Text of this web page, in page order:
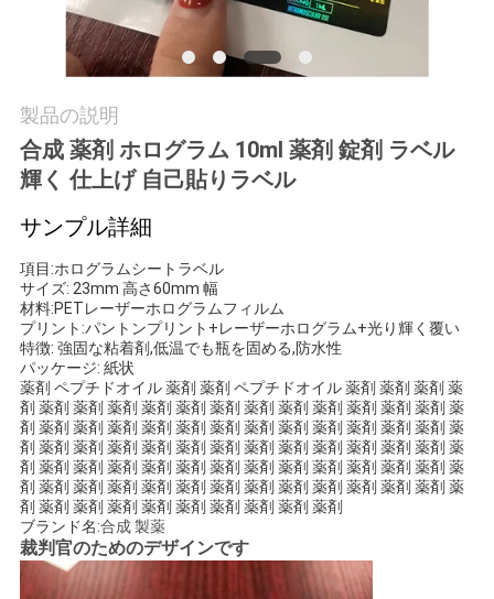
絡
し
さ
い
ニ
ュ
ー
ス
場
製品の説明
合成 薬剤 ホログラム 10ml 薬剤 錠剤 ラベル
輝く 仕上げ 自己貼りラベル
サンプル詳細
項目:ホログラムシートラベル
サイズ: 23mm 高さ60mm 幅
材料:PETレーザーホログラムフィルム
プリント:パントンプリント+レーザーホログラム+光り輝く覆い
特徴: 強固な粘着剤,低温でも瓶を固める,防水性
パッケージ: 紙状
薬剤 ペプチドオイル 薬剤 薬剤 ペプチドオイル 薬剤 薬剤 薬剤 薬
剤 薬剤 薬剤 薬剤 薬剤 薬剤 薬剤 薬剤 薬剤 薬剤 薬剤 薬剤 薬剤 薬
剤 薬剤 薬剤 薬剤 薬剤 薬剤 薬剤 薬剤 薬剤 薬剤 薬剤 薬剤 薬剤 薬
剤 薬剤 薬剤 薬剤 薬剤 薬剤 薬剤 薬剤 薬剤 薬剤 薬剤 薬剤 薬剤 薬
剤 薬剤 薬剤 薬剤 薬剤 薬剤 薬剤 薬剤 薬剤 薬剤 薬剤 薬剤 薬剤 薬
剤 薬剤 薬剤 薬剤 薬剤 薬剤 薬剤 薬剤 薬剤 薬剤 薬剤 薬剤 薬剤 薬
剤 薬剤 薬剤 薬剤 薬剤 薬剤 薬剤 薬剤 薬剤 薬剤
ブランド名:合成 製薬
裁判官のためのデザインです